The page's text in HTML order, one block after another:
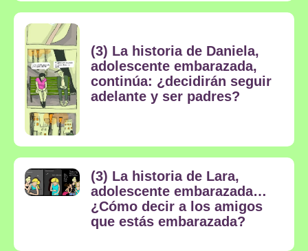
(3) La historia de Daniela,
adolescente embarazada,
continúa: ¿decidirán seguir
adelante y ser padres?
(3) La historia de Lara,
adolescente embarazada…
¿Cómo decir a los amigos
que estás embarazada?